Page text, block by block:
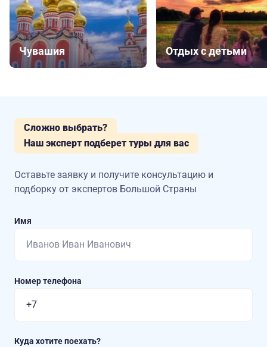
Чувашия Отдых с детьми
Сложно выбрать?
Наш эксперт подберет туры для вас
Оставьте заявку и получите консультацию и
подборку от экспертов Большой Страны
Имя
Номер телефона
Куда хотите поехать?